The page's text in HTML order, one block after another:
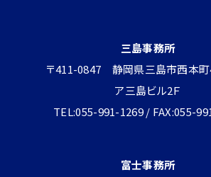
三島事務所
〒411-0847 静岡県三島市西本町
ア三島ビル2Ｆ
TEL:055-991-1269 / FAX:055-
富士事務所